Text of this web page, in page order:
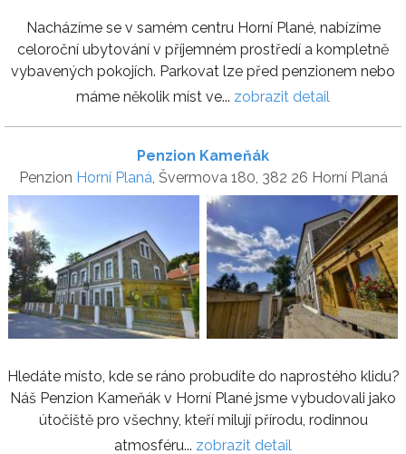
Nacházíme se v samém centru Horní Plané, nabízíme
celoroční ubytování v příjemném prostředí a kompletně
vybavených pokojích. Parkovat lze před penzionem nebo
máme několik míst ve... zobrazit detail
Penzion Kameňák
Penzion Horní Planá , Švermova 180, 382 26 Horní Planá
Hledáte místo, kde se ráno probudíte do naprostého klidu?
Náš Penzion Kameňák v Horní Plané jsme vybudovali jako
útočiště pro všechny, kteří milují přírodu, rodinnou
atmosféru... zobrazit detail